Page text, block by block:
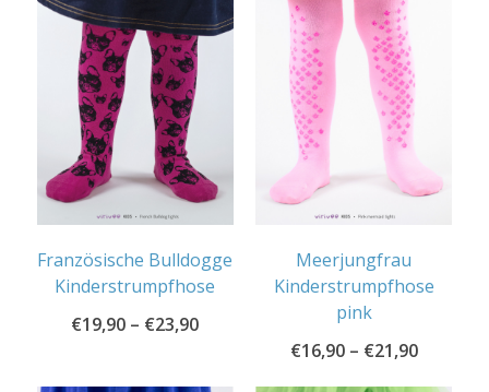
Französische Bulldogge
Kinderstrumpfhose
€19,90 – €23,90
Meerjungfrau
Kinderstrumpfhose
pink
€16,90– €21,90